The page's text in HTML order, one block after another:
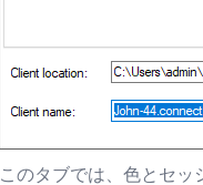
このタブでは、色とセ